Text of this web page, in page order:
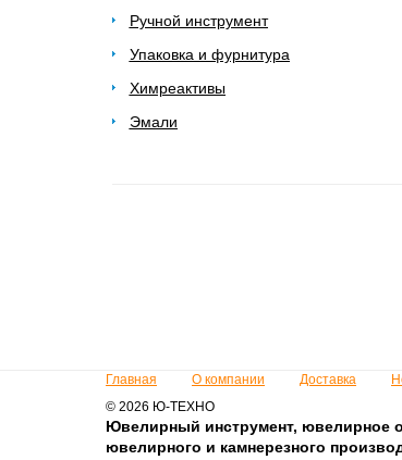
Ручной инструмент
Упаковка и фурнитура
Химреактивы
Эмали
Главная О компании Доставка
© 2026 Ю-ТЕХНО
Ювелирный инструмент, ювелирное
ювелирного и камнерезного